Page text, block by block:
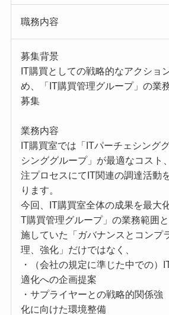
職務内容
募集背景
IT購買としての戦略的なアクショ
め、「IT購買管理グループ」の業
募集
業務内容
IT購買室では「ITパーチェシング
シンググループ」が最適なコスト
注プロセスにてIT関連の調達活動
ります。
今回、IT購買室全体の成果を最大
T購買管理グループ」の業務範囲
施していた「ガバナンスとコンプ
理、強化」だけではなく、
・（会社の規定に準じた中での）
適化への企画提案
・サプライヤーとの戦略的関係強
化に向けた環境整備